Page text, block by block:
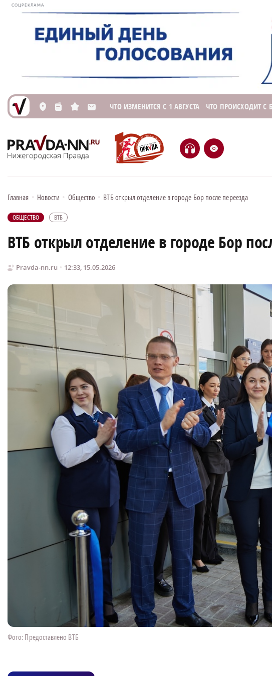
СОЦРЕКЛАМА
L n s M ЧТО ИЗМЕНИТСЯ С 1 АВГУСТА ЧТО ПРОИСХОДИТ С
H e
Главная • Новости • Общество • ВТБ открыл отделение в городе Бор после переезда
ОБЩЕСТВО ВТБ
ВТБ открыл отделение в городе Бор
Pravda-nn.ru 12:33, 15.05.2026
Фото: Предоставлено ВТБ